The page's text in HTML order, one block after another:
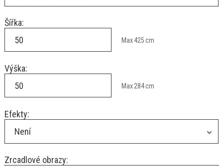
Šířka:
Max425cm
Výška:
Max284cm
Efekty:
Není
Zrcadlové obrazy: